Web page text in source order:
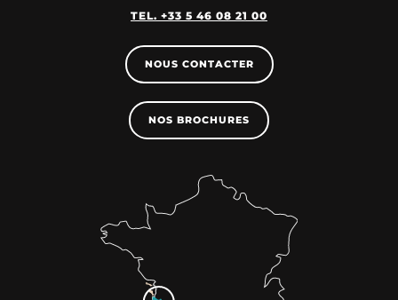
TEL. +33 5 46 08 21 00
NOUS CONTACTER
NOS BROCHURES